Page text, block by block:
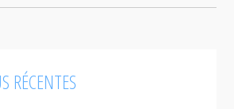
RÉCENTES